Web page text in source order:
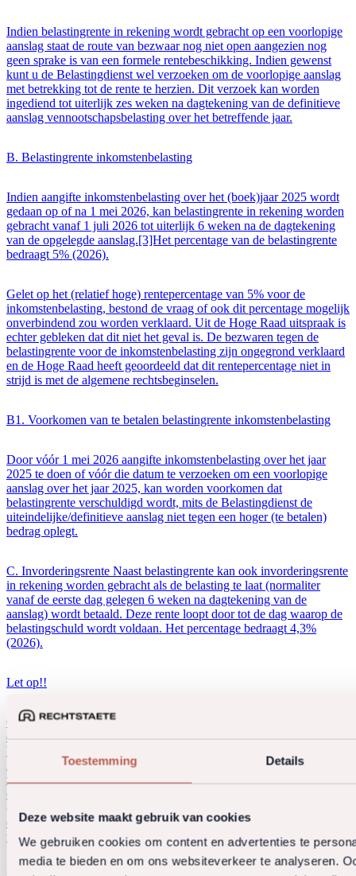
Toestemming Details
Deze website maakt gebruik van cookies
We gebruiken cookies om content en advertenties te
media te bieden en om ons websiteverkeer te analyseren.
Indien belastingrente in rekening wordt gebracht op een voorlopige
aanslag staat de route van bezwaar nog niet open aangezien nog
geen sprake is van een formele rentebeschikking. Indien gewenst
kunt u de Belastingdienst wel verzoeken om de voorlopige aanslag
met betrekking tot de rente te herzien. Dit verzoek kan worden
ingediend tot uiterlijk zes weken na dagtekening van de definitieve
aanslag vennootschapsbelasting over het betreffende jaar.
B. Belastingrente inkomstenbelasting
Indien aangifte inkomstenbelasting over het (boek)jaar 2025 wordt
gedaan op of na 1 mei 2026, kan belastingrente in rekening worden
gebracht vanaf 1 juli 2026 tot uiterlijk 6 weken na de dagtekening
van de opgelegde aanslag.[3]Het percentage van de belastingrente
bedraagt 5% (2026).
Gelet op het (relatief hoge) rentepercentage van 5% voor de
inkomstenbelasting, bestond de vraag of ook dit percentage mogelijk
onverbindend zou worden verklaard. Uit de Hoge Raad uitspraak is
echter gebleken dat dit niet het geval is. De bezwaren tegen de
belastingrente voor de inkomstenbelasting zijn ongegrond verklaard
en de Hoge Raad heeft geoordeeld dat dit rentepercentage niet in
strijd is met de algemene rechtsbeginselen.
B1. Voorkomen van te betalen belastingrente inkomstenbelasting
Door vóór 1 mei 2026 aangifte inkomstenbelasting over het jaar
2025 te doen of vóór die datum te verzoeken om een voorlopige
aanslag over het jaar 2025, kan worden voorkomen dat
belastingrente verschuldigd wordt, mits de Belastingdienst de
uiteindelijke/definitieve aanslag niet tegen een hoger (te betalen)
bedrag oplegt.
C. Invorderingsrente Naast belastingrente kan ook invorderingsrente
in rekening worden gebracht als de belasting te laat (normaliter
vanaf de eerste dag gelegen 6 weken na dagtekening van de
aanslag) wordt betaald. Deze rente loopt door tot de dag waarop de
belastingschuld wordt voldaan. Het percentage bedraagt 4,3%
(2026).
Let op!!
Controleer ruim vóór 1 mei of er een voorlopige aanslag inkomsten-
of vennootschapsbelasting is opgelegd naar het (te verwachten)
belastbaar inkomen of de winst van uw B.V. over het (boek)jaar
2025. Indien dit niet het geval is – of indien deze aanslag te laag is
vastgesteld – wordt belastingrente voorkomen door vóór 1 mei 2026
een voorlopige aanslag inkomsten- of vennootschapsbelasting aan te
(laten) vragen. Van belang daarbij is dat het verwachte inkomen
en/of winst reëel wordt ingeschat, maar in ieder geval niet te laag om
te betalen rente te voorkomen.